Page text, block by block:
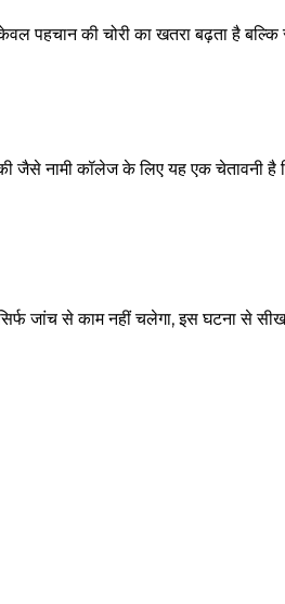
पहचान की चोरी का खतरा बढ़ता है बल्कि
जैसे नामी कॉलेज के लिए यह एक चेतावनी है
जांच से काम नहीं चलेगा, इस घटना से